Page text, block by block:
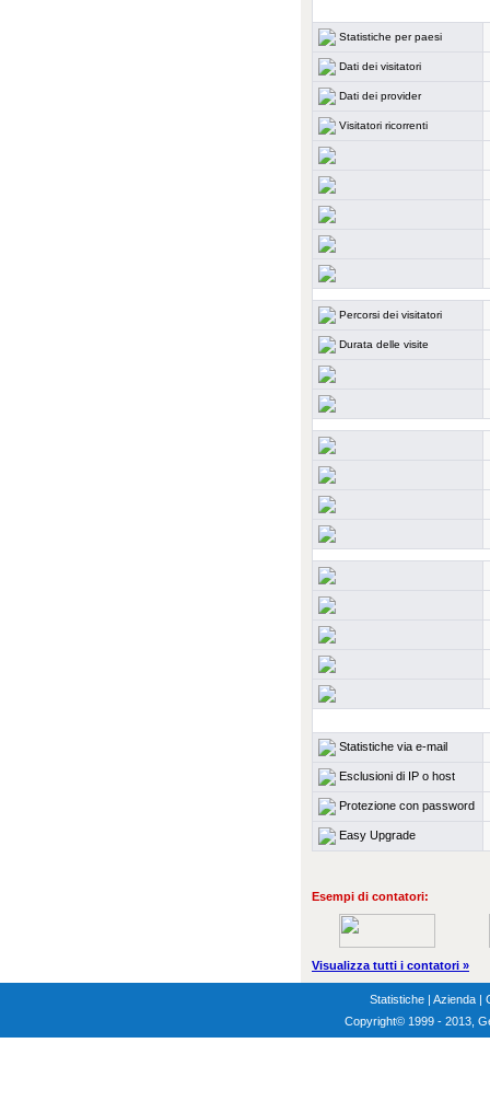
Statistiche per paesi
Dati dei visitatori
Dati dei provider
Visitatori ricorrenti
Percorsi dei visitatori
Durata delle visite
Statistiche via e-mail
Esclusioni di IP o host
Protezione con password
Easy Upgrade
Esempi di contatori:
Visualizza tutti i contatori »
Statistiche | Azienda |
Copyright© 1999 - 2013,